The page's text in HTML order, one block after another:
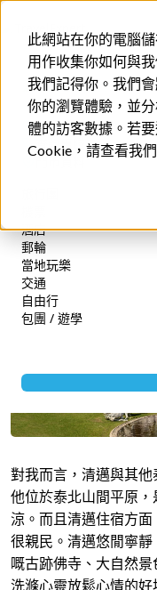
此網站在你的電腦
用作收集你如何與
我們記得你。我們
你的瀏覽體驗，並
體的訪客數據。若
Cookie，請查看我
English
查詢專綫
網上訂單查詢
公眾假期除外
booking@texpert.com
查詢專綫
機票 / 自由行
尊賞假期
郵輪
本地遊 / Staycation
其他
門市資料
酒店
郵輪
當地玩樂
交通
自由行
包團 / 遊學
首頁 清邁4日3晚
清邁
對我而言，清邁與其
他位於泰北山間平原
涼。而且清邁住宿方
很親民。清邁悠閒寧
嘅古跡佛寺、大自然
洗滌心靈放鬆心情的